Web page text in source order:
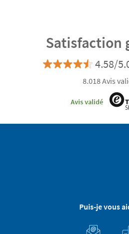
Satisfaction
4.58/
8.018 Avis
Avis validé
Puis-je vous